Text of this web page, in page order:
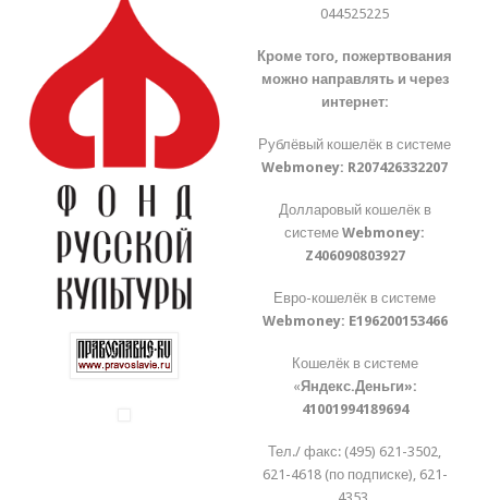
044525225
Кроме того, пожертвования
можно направлять и через
интернет:
Рублёвый кошелёк в системе
Webmoney: R207426332207
Долларовый кошелёк в
системеWebmoney:
Z406090803927
Евро-кошелёк в системе
Webmoney: E196200153466
Кошелёк в системе
«Яндекс.Деньги»:
41001994189694
Тел./ факс: (495) 621-3502,
621-4618 (по подписке), 621-